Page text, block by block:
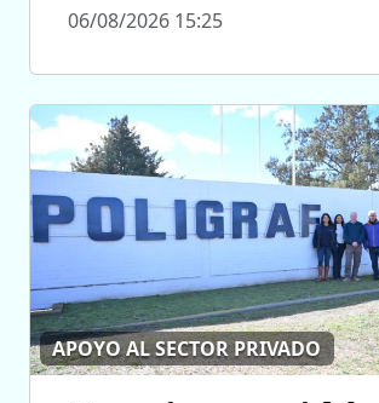
06/08/2026 15:25
APOYO AL SECTOR PRIVADO